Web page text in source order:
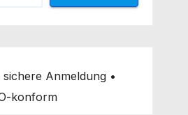
sichere Anmeldung •
konform